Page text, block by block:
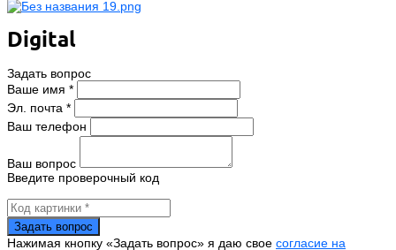
Digital
Задать вопрос
Ваше имя *
Эл. почта *
Ваш телефон
Ваш вопрос
Введите проверочный код
Нажимая кнопку «Задать вопрос» я даю свое согласие на